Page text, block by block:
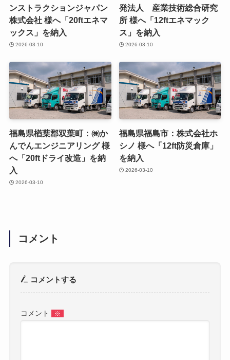
ンストラクションジャパン
株式会社 様へ「20ftエネマ
ックス」を納入
2026-03-10
発法人 産業技術総合研究
所 様へ「12ftエネマック
ス」を納入
2026-03-10
福島県楢葉郡双葉町：㈱か
んでんエンジニアリング 様
へ「20ftドライ改造」を納
入
2026-03-10
福島県福島市：株式会社ホ
シノ 様へ「12ft防災倉庫」
を納入
2026-03-10
コメント
コメントする
コメント ※